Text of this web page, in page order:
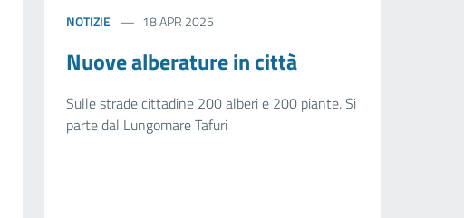
NOTIZIE 18 APR 2025
Nuove alberature in città
Sulle strade cittadine 200 alberi e 200 piante. Si
parte dal Lungomare Tafuri